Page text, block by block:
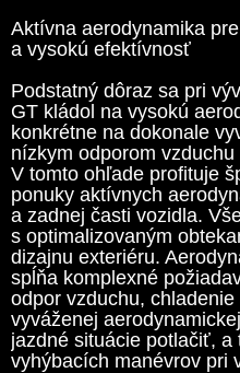
Aktívna aerodynamika
a vysokú efektívnosť
Podstatný dôraz sa pri
GT kládol na vysokú
konkrétne na dokonale
nízkym odporom
V tomto ohľade profituje
ponuky aktívnych
a zadnej časti vozidla.
s optimalizovaným
dizajnu exteriéru.
spĺňa komplexné
odpor vzduchu,
vyváženej
jazdné situácie potlačiť,
vyhýbacích manévrov pri